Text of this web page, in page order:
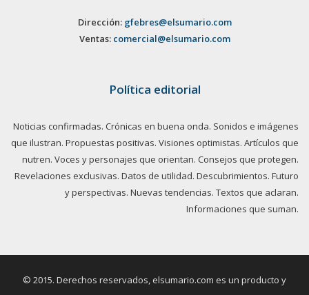
Dirección: gfebres@elsumario.com
Ventas: comercial@elsumario.com
Política editorial
Noticias confirmadas. Crónicas en buena onda. Sonidos e imágenes
que ilustran. Propuestas positivas. Visiones optimistas. Artículos que
nutren. Voces y personajes que orientan. Consejos que protegen.
Revelaciones exclusivas. Datos de utilidad. Descubrimientos. Futuro
y perspectivas. Nuevas tendencias. Textos que aclaran.
Informaciones que suman.
© 2015. Derechos reservados, elsumario.com es un producto y